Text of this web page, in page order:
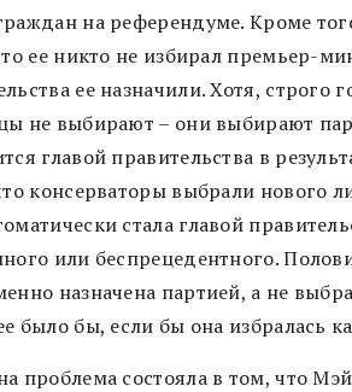
на референдуме. Кроме
ее никто не избирал премьер-
ее назначили. Хотя,
не выбирают – они выбирают
главой правительства в
консерваторы выбрали нового
стала главой
или беспрецедентного.
назначена партией, а не
было бы, если бы она избралась
проблема состояла в том, что